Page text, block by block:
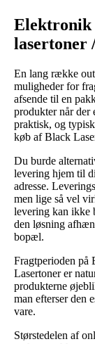
Elektronik
lasertoner
En lang række
muligheder for
afsende til en
produkter når der
praktisk, og
køb af Black
Du burde
levering hjem til
adresse.
men lige så vel
levering kan ikke
den løsning
bopæl.
Fragtperioden på
Lasertoner er
produkterne
man efterser den
vare.
Størstedelen af